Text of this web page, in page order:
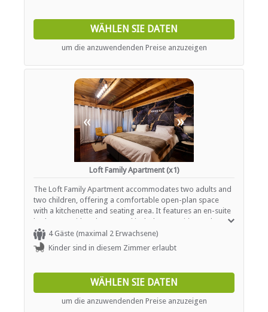
WÄHLEN SIE DATEN
um die anzuwendenden Preise anzuzeigen
« »
Loft Family Apartment (x1)
The Loft Family Apartment accommodates two adults and
two children, offering a comfortable open-plan space
with a kitchenette and seating area. It features an en-suite
bathroom with a shower and includes amenities such as
Wi-Fi, a TV with streaming services, a desk, safe, and daily
cleaning service. Guests also have access to coffee and tea
facilities, a microwave, refrigerator, toaster, towels, and
environment.
4 Gäste (maximal 2 Erwachsene)
Kinder sind in diesem Zimmer erlaubt
WÄHLEN SIE DATEN
um die anzuwendenden Preise anzuzeigen